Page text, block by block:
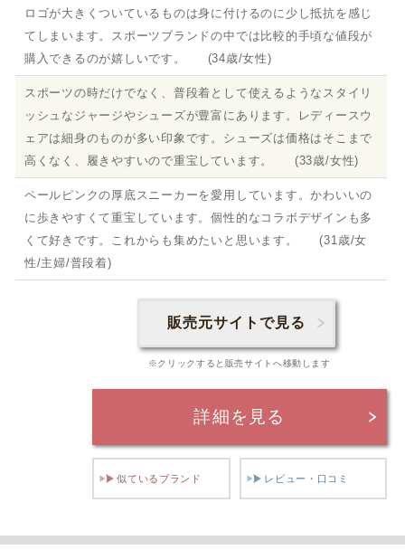
ロゴが大きくついているものは身に付けるのに少し抵抗を感じ
てしまいます。スポーツブランドの中では比較的手頃な値段が
購入できるのが嬉しいです。 (34歳/女性)
スポーツの時だけでなく、普段着として使えるようなスタイリ
ッシュなジャージやシューズが豊富にあります。レディースウ
ェアは細身のものが多い印象です。シューズは価格はそこまで
高くなく、履きやすいので重宝しています。 (33歳/女性)
ペールピンクの厚底スニーカーを愛用しています。かわいいの
に歩きやすくて重宝しています。個性的なコラボデザインも多
くて好きです。これからも集めたいと思います。 (31歳/女
性/主婦/普段着)
販売元サイトで見る
※クリックすると販売サイトへ移動します
詳細を見る
似ているブランド レビュー・口コミ